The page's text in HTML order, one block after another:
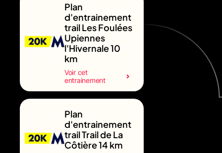
Plan
d'entrainement
trail Les Foulées
Upiennes
l'Hivernale 10
km
Voir cet
entrainement
Plan
d'entrainement
trail Trail de La
Côtière 14 km